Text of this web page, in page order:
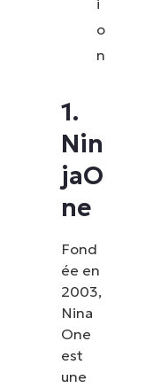
i
o
n
1.
Nin
jaO
ne
Fond
ée en
2003,
Nina
One
est
une